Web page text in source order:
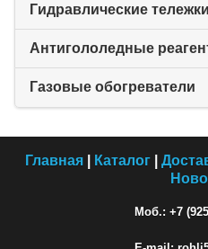
Антигололедные
Газовые обогреватели
Главная| Каталог|
Моб.: +7